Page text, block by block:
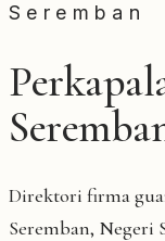
Seremban
Direktori firma
Seremban, Negeri